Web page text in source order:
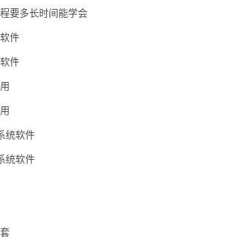
要多长时间能学会
件
件
统软件
统软件